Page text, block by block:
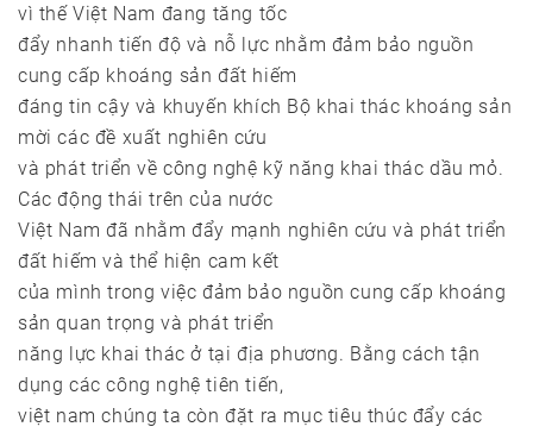
vì thế Việt Nam đang tăng tốc
đẩy nhanh tiến độ và nỗ lực nhằm đảm bảo nguồn
cung cấp khoáng sản đất hiếm
đáng tin cậy và khuyến khích Bộ khai thác khoáng sản
mời các đề xuất nghiên cứu
và phát triển về công nghệ kỹ năng khai thác dầu mỏ.
Các động thái trên của nước
Việt Nam đã nhằm đẩy mạnh nghiên cứu và phát triển
đất hiếm và thể hiện cam kết
của mình trong việc đảm bảo nguồn cung cấp khoáng
sản quan trọng và phát triển
năng lực khai thác ở tại địa phương. Bằng cách tận
dụng các công nghệ tiên tiến,
việt nam chúng ta còn đặt ra mục tiêu thúc đẩy các